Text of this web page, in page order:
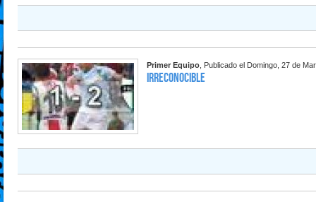
Primer Equipo , Publicado el Domingo, 27 de
Irreconocible